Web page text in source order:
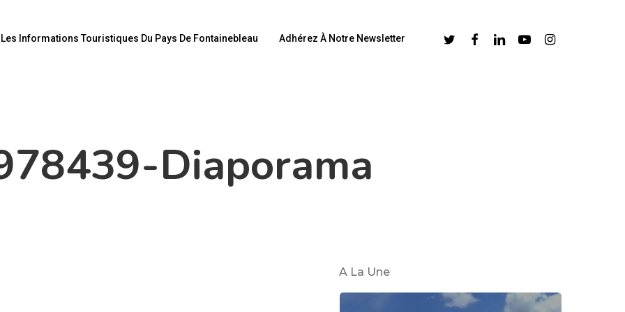
Les Informations Touristiques Du Pays De Fontainebleau Adhérez À Notre Newsletter Twitter FacebookLinkedinYoutubeInstagram
Diaporama
A La Une